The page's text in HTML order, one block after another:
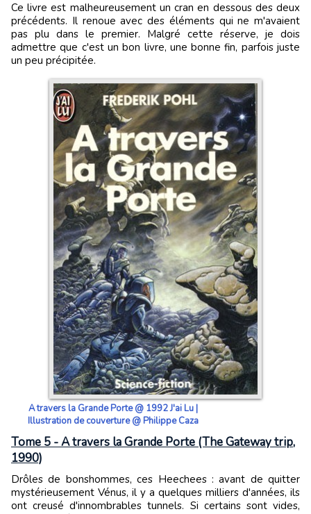
Ce livre est malheureusement un cran en dessous des deux
précédents. Il renoue avec des éléments qui ne m'avaient
pas plu dans le premier. Malgré cette réserve, je dois
admettre que c'est un bon livre, une bonne fin, parfois juste
un peu précipitée.
A travers la Grande Porte @ 1992 J'ai Lu |
Illustration de couverture @ Philippe Caza
Tome 5 - A travers la Grande Porte (The Gateway trip,
1990)
Drôles de bonshommes, ces Heechees : avant de quitter
mystérieusement Vénus, il y a quelques milliers d'années, ils
ont creusé d'innombrables tunnels. Si certains sont vides,